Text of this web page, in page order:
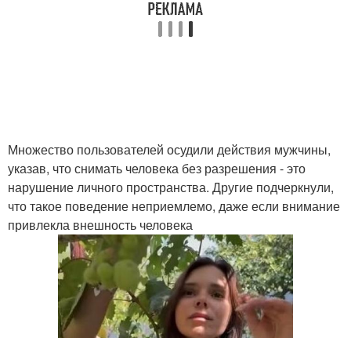
Множество пользователей осудили действия мужчины,
указав, что снимать человека без разрешения - это
нарушение личного пространства. Другие подчеркнули,
что такое поведение неприемлемо, даже если внимание
привлекла внешность человека